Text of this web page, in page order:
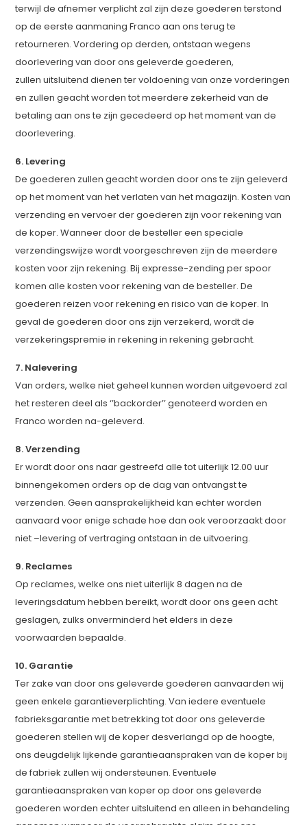
terwijl de afnemer verplicht zal zijn deze goederen terstond
op de eerste aanmaning Franco aan ons terug te
retourneren. Vordering op derden, ontstaan wegens
doorlevering van door ons geleverde goederen,
zullen uitsluitend dienen ter voldoening van onze vorderingen
en zullen geacht worden tot meerdere zekerheid van de
betaling aan ons te zijn gecedeerd op het moment van de
doorlevering.
6. Levering
De goederen zullen geacht worden door ons te zijn geleverd
op het moment van het verlaten van het magazijn. Kosten van
verzending en vervoer der goederen zijn voor rekening van
de koper. Wanneer door de besteller een speciale
verzendingswijze wordt voorgeschreven zijn de meerdere
kosten voor zijn rekening. Bij expresse-zending per spoor
komen alle kosten voor rekening van de besteller. De
goederen reizen voor rekening en risico van de koper. In
geval de goederen door ons zijn verzekerd, wordt de
verzekeringspremie in rekening in rekening gebracht.
7. Nalevering
Van orders, welke niet geheel kunnen worden uitgevoerd zal
het resteren deel als ‘’backorder’’ genoteerd worden en
Franco worden na-geleverd.
8. Verzending
Er wordt door ons naar gestreefd alle tot uiterlijk 12.00 uur
binnengekomen orders op de dag van ontvangst te
verzenden. Geen aansprakelijkheid kan echter worden
aanvaard voor enige schade hoe dan ook veroorzaakt door
niet –levering of vertraging ontstaan in de uitvoering.
9. Reclames
Op reclames, welke ons niet uiterlijk 8 dagen na de
leveringsdatum hebben bereikt, wordt door ons geen acht
geslagen, zulks onverminderd het elders in deze
voorwaarden bepaalde.
10. Garantie
Ter zake van door ons geleverde goederen aanvaarden wij
geen enkele garantieverplichting. Van iedere eventuele
fabrieksgarantie met betrekking tot door ons geleverde
goederen stellen wij de koper desverlangd op de hoogte,
ons deugdelijk lijkende garantieaanspraken van de koper bij
de fabriek zullen wij ondersteunen. Eventuele
garantieaanspraken van koper op door ons geleverde
goederen worden echter uitsluitend en alleen in behandeling